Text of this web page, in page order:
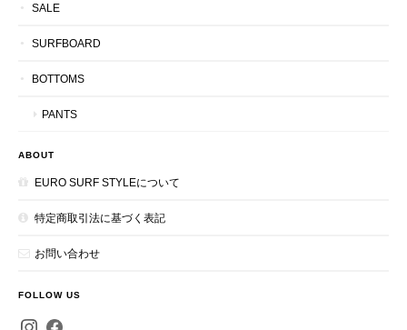
SALE
SURFBOARD
BOTTOMS
PANTS
ABOUT
EURO SURF STYLEについて
特定商取引法に基づく表記
お問い合わせ
FOLLOW US